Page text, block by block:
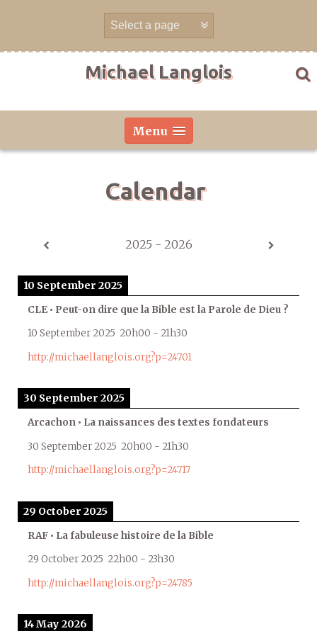
Michael Langlois
Menu
Calendar
2025 - 2026
10 September 2025
CLE • Peut-on dire que la Bible est la Parole de Dieu ?
10 September 2025 20h00 - 21h30
http://michaellanglois.org?p=24701
30 September 2025
Arcachon • La naissances des textes fondateurs
30 September 2025 20h00 - 21h30
http://michaellanglois.org?p=24717
29 October 2025
RAF • La fabuleuse histoire de la Bible
29 October 2025 22h00 - 23h30
http://michaellanglois.org?p=24785
14 May 2026